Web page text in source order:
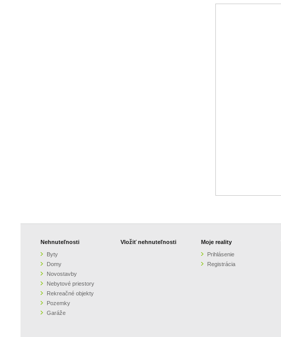
Nehnuteľnosti
Byty
Domy
Novostavby
Nebytové priestory
Rekreačné objekty
Pozemky
Garáže
Vložiť nehnuteľnosti
Moje reality
Prihlásenie
Registrácia